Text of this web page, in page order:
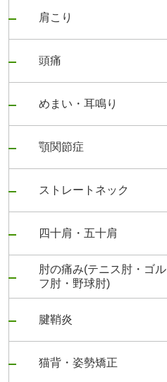
肩こり
頭痛
めまい・耳鳴り
顎関節症
ストレートネック
四十肩・五十肩
肘の痛み(テニス肘・ゴル
フ肘・野球肘)
腱鞘炎
猫背・姿勢矯正